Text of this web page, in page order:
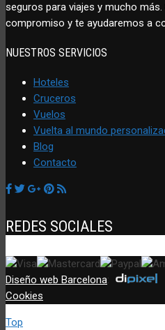
seguros para viajes y mucho
compromiso y te ayudaremos a
NUESTROS SERVICIOS
Hoteles
Cruceros
Vuelos
Vuelta al mundo
Blog
Contacto
REDES SOCIALES
Diseño web Barcelona:
Cookies
Top